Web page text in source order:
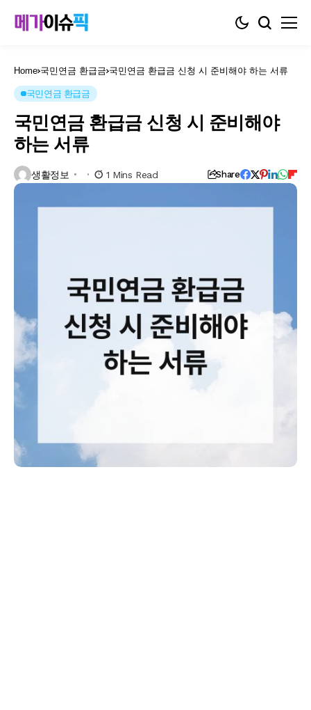
Home 국민연금 환급금 국민연금 환급금 신청 시 준비해야 하는 서류
국민연금 환급금
국민연금 환급금 신청 시 준비해야
하는 서류
생활정보 1 Mins Read Share